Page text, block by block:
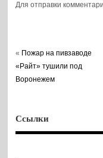
Для отправки
« Пожар на пивзаводе
«Райт» тушили под
Воронежем
Ссылки